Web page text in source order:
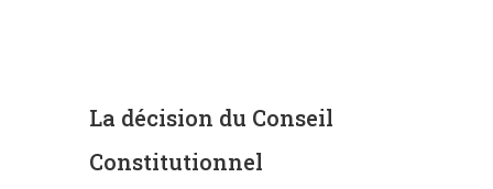
La décision du Conseil
Constitutionnel